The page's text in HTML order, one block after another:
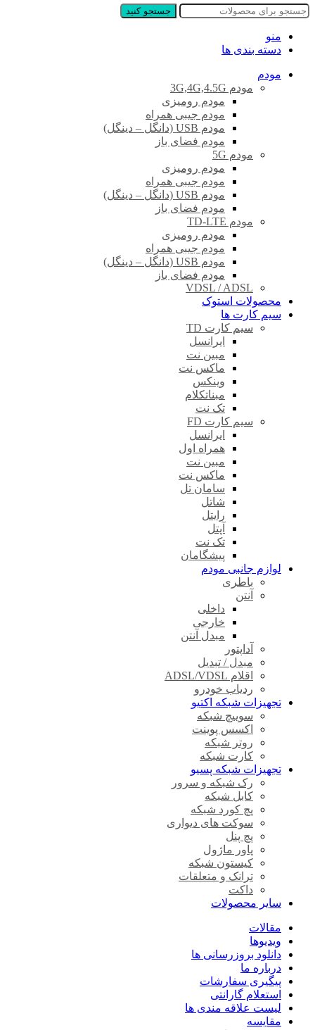
جستجو کنید
منو
دسته بندی ها
مودم
مودم 3G,4G,4.5G
مودم رومیزی
مودم جیبی همراه
مودم USB (دانگل – دینگل)
مودم فضای باز
مودم 5G
مودم رومیزی
مودم جیبی همراه
مودم USB (دانگل – دینگل)
مودم فضای باز
مودم TD-LTE
مودم رومیزی
مودم جیبی همراه
مودم USB (دانگل – دینگل)
مودم فضای باز
VDSL / ADSL
محصولات استوک
سیم کارت ها
سیم کارت TD
ایرانسل
مبین نت
ماکس نت
وینکس
مبناتکلام
تک نت
سیم کارت FD
ایرانسل
همراه اول
مبین نت
ماکس نت
سامان تل
شاتل
رایتل
آپتل
تک نت
پیشگامان
لوازم جانبی مودم
باطری
آنتن
داخلی
خارجی
مبدل آنتن
آداپتور
مبدل / تبدیل
اقلام ADSL/VDSL
ردیاب خودرو
تجهیزات شبکه اکتیو
سوییچ شبکه
اکسس پوینت
روتر شبکه
کارت شبکه
تجهیزات شبکه پسیو
رک شبکه و سرور
کابل شبکه
پچ کورد شبکه
سوکت های دیواری
پچ پنل
پاور ماژول
کیستون شبکه
ترانک و متعلقات
داکت
سایر محصولات
مقالات
ویدیوها
دانلود بروزرسانی ها
درباره ما
پیگیری سفارشات
استعلام گارانتی
لیست علاقه مندی ها
مقایسه